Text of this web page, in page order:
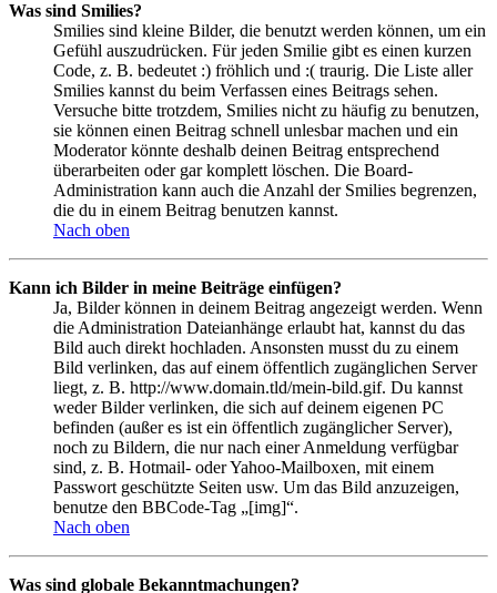
Was sind Smilies?
Smilies sind kleine Bilder, die benutzt werden können, um ein
Gefühl auszudrücken. Für jeden Smilie gibt es einen kurzen
Code, z. B. bedeutet :) fröhlich und :( traurig. Die Liste aller
Smilies kannst du beim Verfassen eines Beitrags sehen.
Versuche bitte trotzdem, Smilies nicht zu häufig zu benutzen,
sie können einen Beitrag schnell unlesbar machen und ein
Moderator könnte deshalb deinen Beitrag entsprechend
überarbeiten oder gar komplett löschen. Die Board-
Administration kann auch die Anzahl der Smilies begrenzen,
die du in einem Beitrag benutzen kannst.
Nach oben
Kann ich Bilder in meine Beiträge einfügen?
Ja, Bilder können in deinem Beitrag angezeigt werden. Wenn
die Administration Dateianhänge erlaubt hat, kannst du das
Bild auch direkt hochladen. Ansonsten musst du zu einem
Bild verlinken, das auf einem öffentlich zugänglichen Server
liegt, z. B. http://www.domain.tld/mein-bild.gif. Du kannst
weder Bilder verlinken, die sich auf deinem eigenen PC
befinden (außer es ist ein öffentlich zugänglicher Server),
noch zu Bildern, die nur nach einer Anmeldung verfügbar
sind, z. B. Hotmail- oder Yahoo-Mailboxen, mit einem
Passwort geschützte Seiten usw. Um das Bild anzuzeigen,
benutze den BBCode-Tag „[img]“.
Nach oben
Was sind globale Bekanntmachungen?